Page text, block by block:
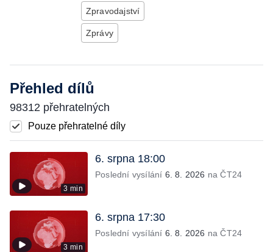
Zpravodajství
Zprávy
Přehled dílů
98312 přehratelných
Pouze přehratelné díly
3 min
6. srpna 18:00
Poslední vysílání 6. 8. 2026 na ČT24
3 min
6. srpna 17:30
Poslední vysílání 6. 8. 2026 na ČT24